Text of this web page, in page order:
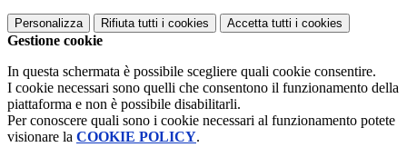
Personalizza Rifiuta tutti i cookies Accetta tutti i cookies
Gestione cookie
In questa schermata è possibile scegliere quali cookie consentire.
I cookie necessari sono quelli che consentono il funzionamento della
piattaforma e non è possibile disabilitarli.
Per conoscere quali sono i cookie necessari al funzionamento potete
visionare la COOKIE POLICY.